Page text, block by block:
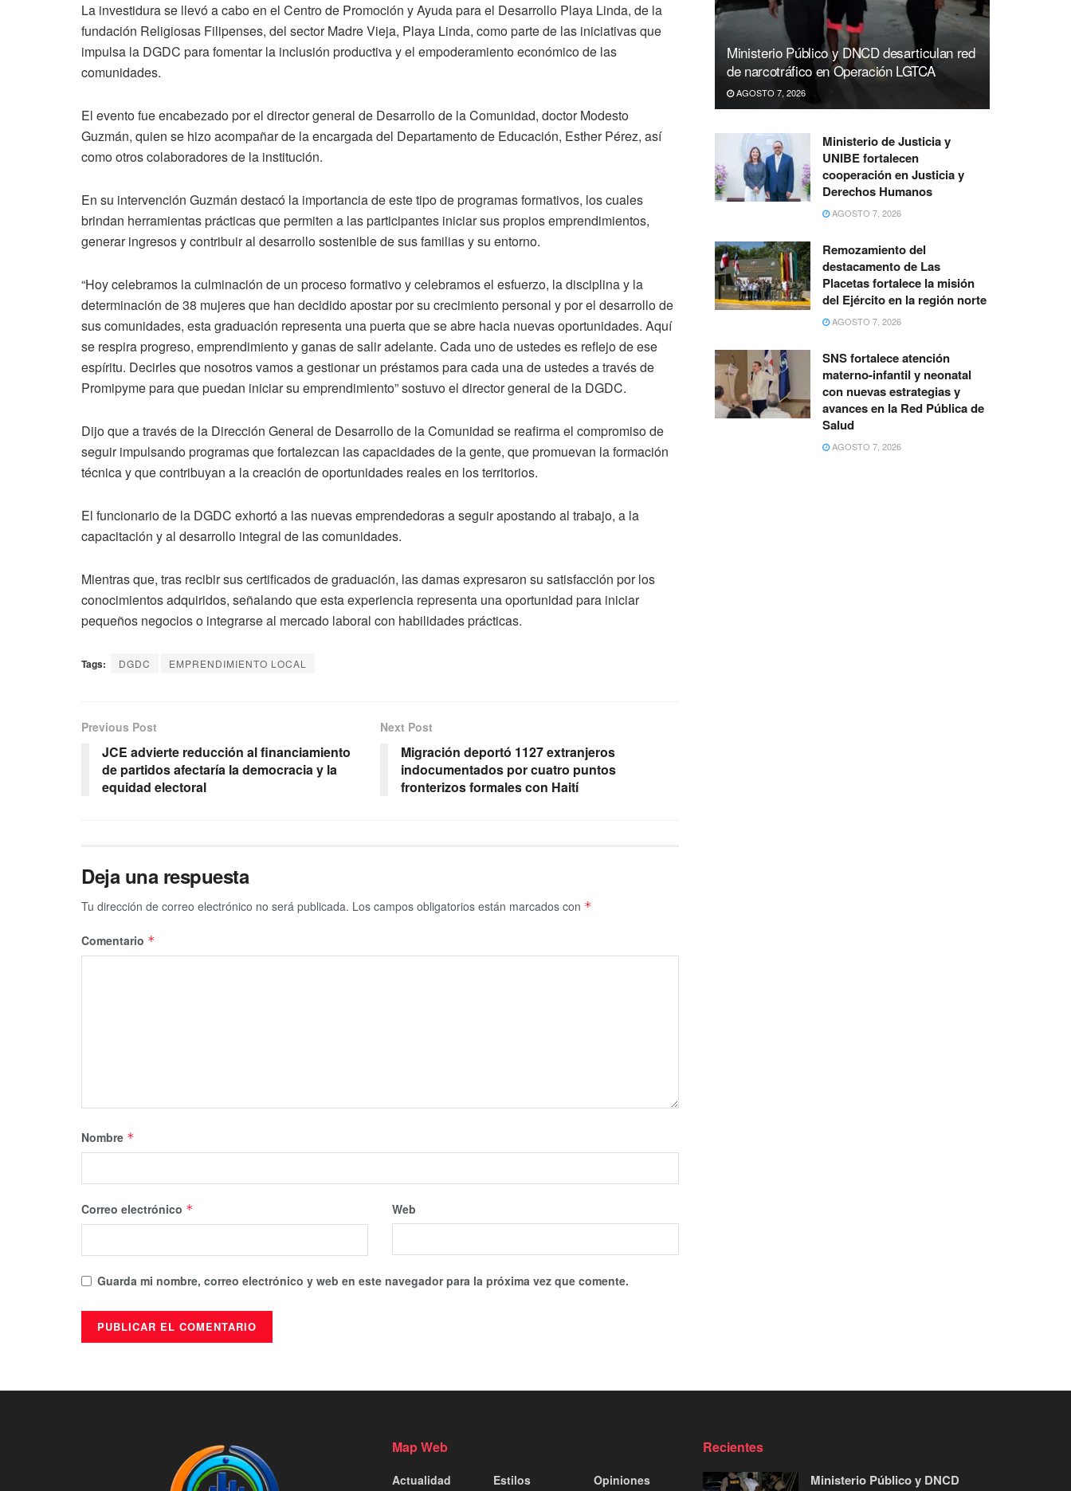
La investidura se llevó a cabo en el Centro de Promoción y Ayuda para el Desarrollo Playa Linda, de la
fundación Religiosas Filipenses, del sector Madre Vieja, Playa Linda, como parte de las iniciativas que
impulsa la DGDC para fomentar la inclusión productiva y el empoderamiento económico de las
comunidades.
El evento fue encabezado por el director general de Desarrollo de la Comunidad, doctor Modesto
Guzmán, quien se hizo acompañar de la encargada del Departamento de Educación, Esther Pérez, así
como otros colaboradores de la institución.
En su intervención Guzmán destacó la importancia de este tipo de programas formativos, los cuales
brindan herramientas prácticas que permiten a las participantes iniciar sus propios emprendimientos,
generar ingresos y contribuir al desarrollo sostenible de sus familias y su entorno.
“Hoy celebramos la culminación de un proceso formativo y celebramos el esfuerzo, la disciplina y la
determinación de 38 mujeres que han decidido apostar por su crecimiento personal y por el desarrollo de
sus comunidades, esta graduación representa una puerta que se abre hacia nuevas oportunidades. Aquí
se respira progreso, emprendimiento y ganas de salir adelante. Cada uno de ustedes es reflejo de ese
espíritu. Decirles que nosotros vamos a gestionar un préstamos para cada una de ustedes a través de
Promipyme para que puedan iniciar su emprendimiento” sostuvo el director general de la DGDC.
Dijo que a través de la Dirección General de Desarrollo de la Comunidad se reafirma el compromiso de
seguir impulsando programas que fortalezcan las capacidades de la gente, que promuevan la formación
técnica y que contribuyan a la creación de oportunidades reales en los territorios.
El funcionario de la DGDC exhortó a las nuevas emprendedoras a seguir apostando al trabajo, a la
capacitación y al desarrollo integral de las comunidades.
Mientras que, tras recibir sus certificados de graduación, las damas expresaron su satisfacción por los
conocimientos adquiridos, señalando que esta experiencia representa una oportunidad para iniciar
pequeños negocios o integrarse al mercado laboral con habilidades prácticas.
Tags: DGDC EMPRENDIMIENTO LOCAL
Previous Post
JCE advierte reducción al financiamiento
de partidos afectaría la democracia y la
equidad electoral
Next Post
Migración deportó 1127 extranjeros
indocumentados por cuatro puntos
fronterizos formales con Haití
Deja una respuesta
Tu dirección de correo electrónico no será publicada. Los campos obligatorios están marcados con *
Comentario *
Nombre *
Correo electrónico * Web
Guarda mi nombre, correo electrónico y web en este navegador para la próxima vez que comente.
Ministerio Público y DNCD desarticulan red
de narcotráfico en Operación LGTCA
AGOSTO 7, 2026
Ministerio de Justicia y
UNIBE fortalecen
cooperación en Justicia y
Derechos Humanos
AGOSTO 7, 2026
Remozamiento del
destacamento de Las
Placetas fortalece la misión
del Ejército en la región norte
AGOSTO 7, 2026
SNS fortalece atención
materno-infantil y neonatal
con nuevas estrategias y
avances en la Red Pública de
Salud
AGOSTO 7, 2026
Map Web
Actualidad Estilos Opiniones
Recientes
Ministerio Público y DNCD